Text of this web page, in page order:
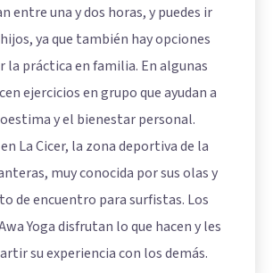
entre una y dos horas, y puedes ir
ya que también hay opciones
la práctica en familia. En algunas
ejercicios en grupo que ayudan a
y el bienestar personal.
La Cicer, la zona deportiva de la
muy conocida por sus olas y
de encuentro para surfistas. Los
Yoga disfrutan lo que hacen y les
su experiencia con los demás.